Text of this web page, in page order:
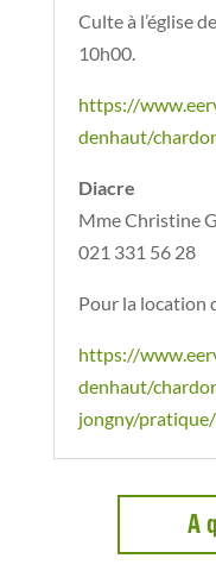
Culte à l’église
10h00.
https://
denhaut/
Diacre
Mme Christine
021 331 56 28
Pour la location
https://
denhaut/
jongny/
A